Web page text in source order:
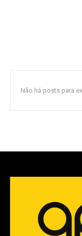
Não há posts para